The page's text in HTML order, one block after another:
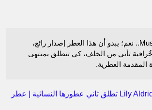
عطر Musc Invisible.. نعم؛ يبدو أن هذا العطر إصدار رائع،
تأتي من الخلف، كي تنطلق بمنتهى
المقدمة العطرية.
ليلي ألدريدج Lily Aldridge تطلق ثاني عطورها النسائية | عطر